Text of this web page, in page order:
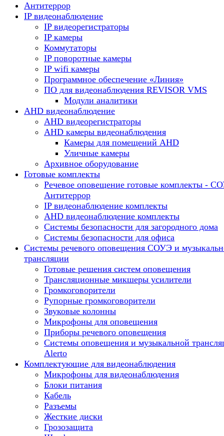
Антитеррор
IP видеонаблюдение
IP видеорегистраторы
IP камеры
Коммутаторы
IP поворотные камеры
IP wifi камеры
Программное обеспечение «Линия»
ПО для видеонаблюдения REVISOR VMS
Модули аналитики
AHD видеонаблюдение
AHD видеорегистраторы
AHD камеры видеонаблюдения
Камеры для помещений AHD
Уличные камеры
Архивное оборудование
Готовые комплекты
Речевое оповещение готовые комплекты -
Антитеррор
IP видеонаблюдение комплекты
AHD видеонаблюдение комплекты
Системы безопасности для загородного дома
Системы безопасности для офиса
Системы речевого оповещения СОУЭ и
трансляции
Готовые решения систем оповещения
Трансляционные микшеры усилители
Громкоговорители
Рупорные громкоговорители
Звуковые колонны
Микрофоны для оповещения
Приборы речевого оповещения
Системы оповещения и музыкальной
Alerto
Комплектующие для видеонаблюдения
Микрофоны для видеонаблюдения
Блоки питания
Кабель
Разъемы
Жесткие диски
Грозозащита